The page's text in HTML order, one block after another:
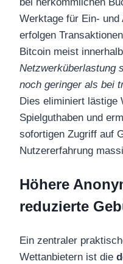
Werktage für Ein- und
erfolgen
Bitcoin meist
Netzwerküberlastung
noch geringer als bei
Dies eliminiert lästige
Spielguthaben und
sofortigen Zugriff auf
Nutzererfahrung
Höhere
reduzierte
Ein zentraler
Wettanbietern ist die